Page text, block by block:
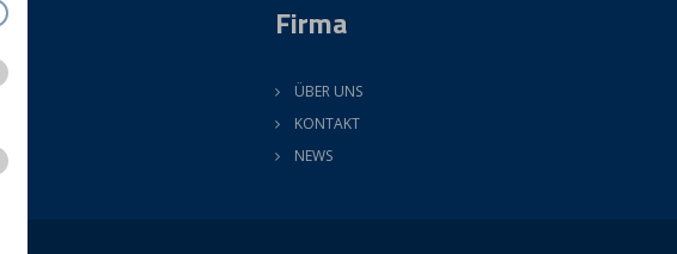
Firma
ÜBER UNS
KONTAKT
NEWS